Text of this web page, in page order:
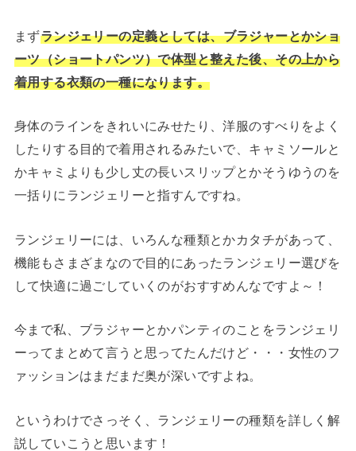
まずランジェリーの定義としては、ブラジャーとかショ
ーツ（ショートパンツ）で体型と整えた後、その上から
着用する衣類の一種になります。
身体のラインをきれいにみせたり、洋服のすべりをよく
したりする目的で着用されるみたいで、キャミソールと
かキャミよりも少し丈の長いスリップとかそうゆうのを
一括りにランジェリーと指すんですね。
ランジェリーには、いろんな種類とかカタチがあって、
機能もさまざまなので目的にあったランジェリー選びを
して快適に過ごしていくのがおすすめんなですよ～！
今まで私、ブラジャーとかパンティのことをランジェリ
ーってまとめて言うと思ってたんだけど・・・女性のフ
ァッションはまだまだ奥が深いですよね。
というわけでさっそく、ランジェリーの種類を詳しく解
説していこうと思います！